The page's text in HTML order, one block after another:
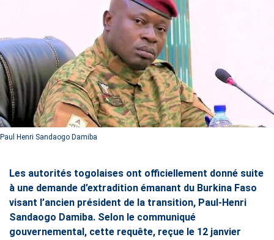
Paul Henri Sandaogo Damiba
Les autorités togolaises ont officiellement donné suite
à une demande d’extradition émanant du Burkina Faso
visant l’ancien président de la transition, Paul-Henri
Sandaogo Damiba. Selon le communiqué
gouvernemental, cette requête, reçue le 12 janvier